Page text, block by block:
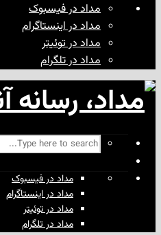
مداد در فیسبوک
مداد در اینستاگرام
مداد در توئیتر
مداد در تلگرام
مداد در فیسبوک
مداد در اینستاگرام
مداد در توئیتر
مداد در تلگرام